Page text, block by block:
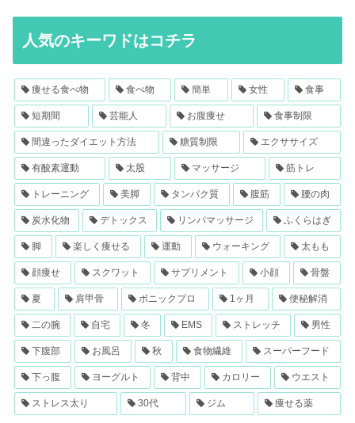
人気のキーワドはコチラ
痩せる食べ物 食べ物 簡単 女性 食事
短期間 芸能人 お腹痩せ 食事制限
間違ったダイエット方法 糖質制限 エクササイズ
有酸素運動 太股 マッサージ 筋トレ
トレーニング 美脚 タンパク質 腹筋 腰の肉
炭水化物 デトックス リンパマッサージ ふくらはぎ
脚 楽しく痩せる 運動 ウォーキング 太もも
顔痩せ スクワット サプリメント 小顔 骨盤
夏 肩甲骨 ボニックプロ 1ヶ月 便秘解消
二の腕 自宅 冬 EMS ストレッチ 男性
下腹部 お風呂 秋 食物繊維 スーパーフード
下っ腹 ヨーグルト 背中 カロリー ウエスト
ストレス太り 30代 ジム 痩せる薬